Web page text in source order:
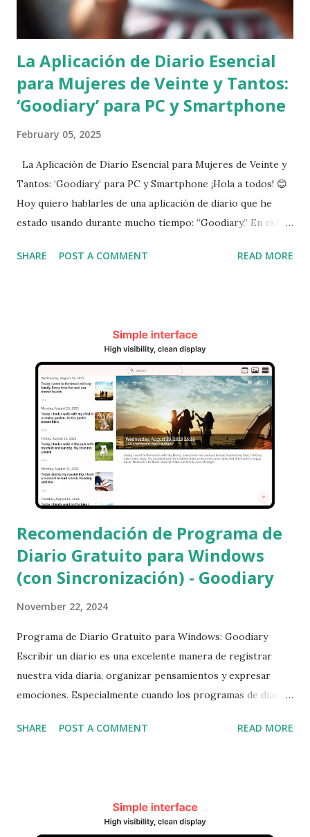
cualquier lugar Escribe si...
La Aplicación de Diario Esencial
para Mujeres de Veinte y Tantos:
‘Goodiary’ para PC y Smartphone
February 05, 2025
La Aplicación de Diario Esencial para Mujeres de Veinte y
Tantos: ‘Goodiary’ para PC y Smartphone ¡Hola a todos! 😊
Hoy quiero hablarles de una aplicación de diario que he
estado usando durante mucho tiempo: “Goodiary.” En esta
20, escribir un diario es un momento valioso para
Diario en la PC Siempre quise llevar un diario en mi PC,
pero no fue fácil encontrar un programa adecuado. Probé
varias aplicaciones, pero no fueron convenientes para un
uso continuo. Utilicé Brightjaguk, Apple Diary, Neo Diary, e
incluso intenté hacer un diario en Excel o Access. Pero al
empezar a usar un smartphone, busqué un programa que
pudiera sincronizarse y al que pudiera acceder desde
cualquier lugar. Transición al Smartphone: OneNote y
Notion Me atrajo mucho la comodidad d...
SHARE POST A COMMENT READ MORE
Recomendación de Programa de
Diario Gratuito para Windows
(con Sincronización) - Goodiary
November 22, 2024
Programa de Diario Gratuito para Windows: Goodiary
Escribir un diario es una excelente manera de registrar
nuestra vida diaria, organizar pensamientos y expresar
emociones. Especialmente cuando los programas de diario
convierte en una herramienta práctica para registrar y
incluye funciones como galería, calendario, autenticación
SHARE POST A COMMENT READ MORE